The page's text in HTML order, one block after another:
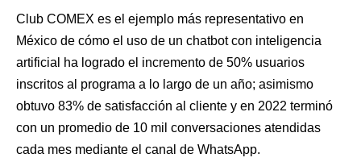
Club COMEX es el ejemplo más representativo en
México de cómo el uso de un chatbot con inteligencia
artificial ha logrado el incremento de 50% usuarios
inscritos al programa a lo largo de un año; asimismo
obtuvo 83% de satisfacción al cliente y en 2022 terminó
con un promedio de 10 mil conversaciones atendidas
cada mes mediante el canal de WhatsApp.